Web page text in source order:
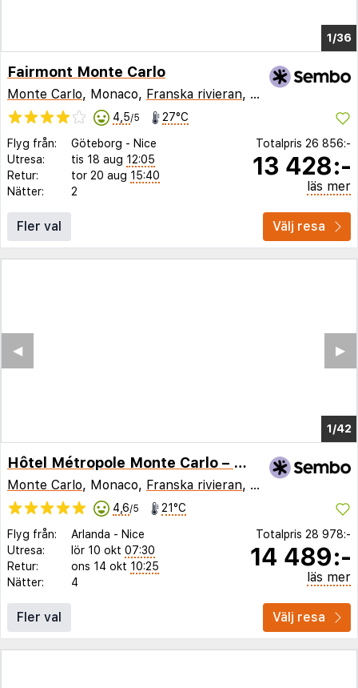
1/30
Fairmont Monte Carlo
Monte Carlo, Monaco, Franska rivieran, Frankrike
4,5/5 27°C
Flyg från: Göteborg - Nice
Utresa:
tis 18 aug 12:05
Retur:
tor 20 aug 15:40
Nätter:
2
Totalpris 26 856:-
13 428:-
läs mer
Fler val Välj resa
1/37
▶︎
◀︎
Hôtel Métropole Monte Carlo – Spa Guerlain
Monte Carlo, Monaco, Franska rivieran, Frankrike
4,6/5 21°C
Flyg från: Arlanda - Nice
Utresa:
lör 10 okt 07:30
Retur:
ons 14 okt 10:25
Nätter:
4
Totalpris 28 978:-
14 489:-
läs mer
Fler val Välj resa